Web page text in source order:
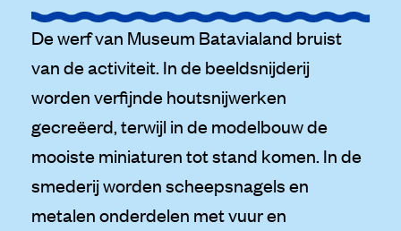
De werf van Museum Batavialand bruist
van de activiteit. In de beeldsnijderij
worden verfijnde houtsnijwerken
gecreëerd, terwijl in de modelbouw de
mooiste miniaturen tot stand komen. In de
smederij worden scheepsnagels en
metalen onderdelen met vuur en